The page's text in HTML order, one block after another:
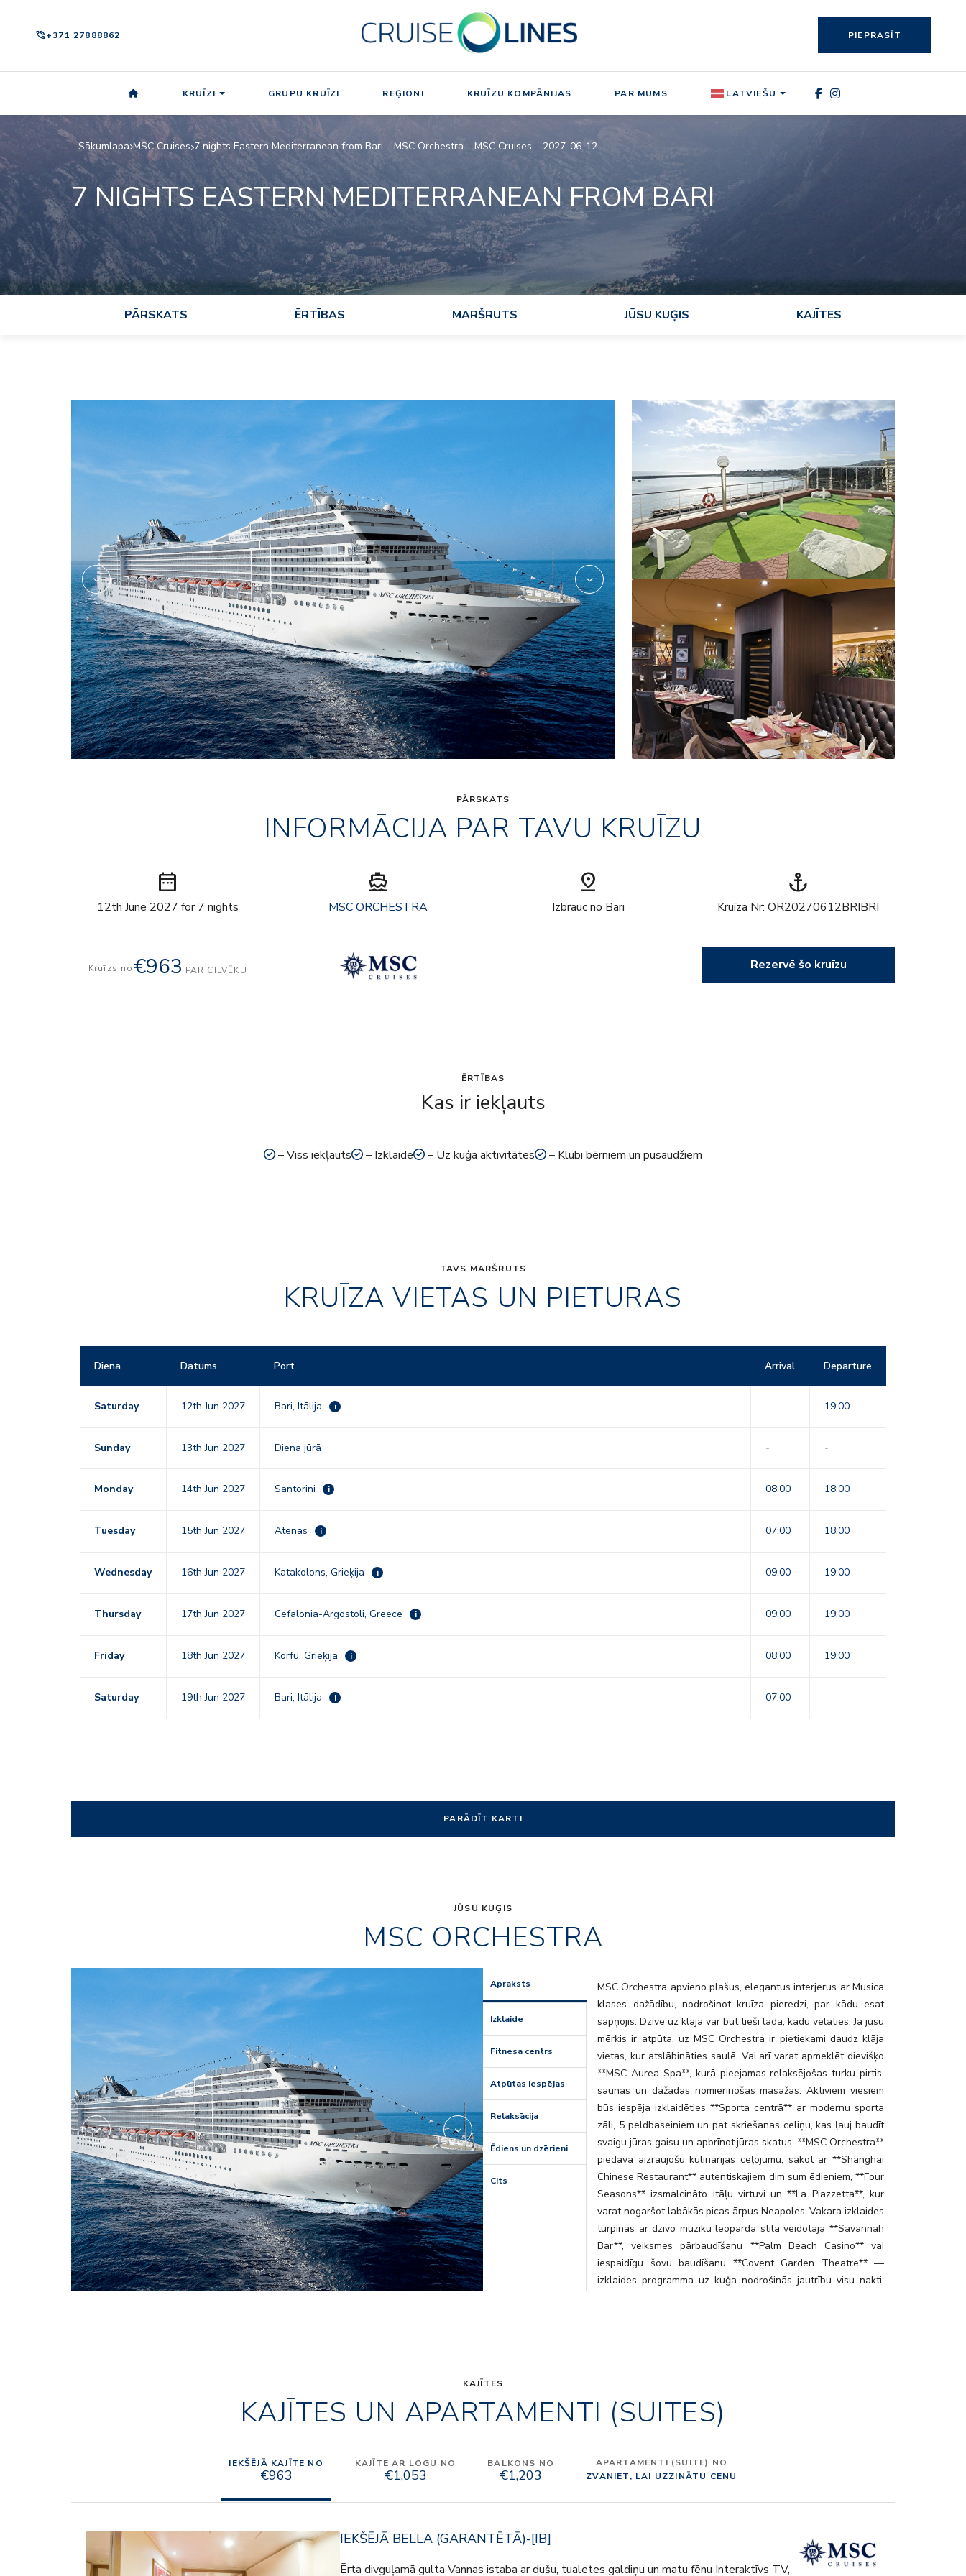
phone_in_talk+371 27888862 PIEPRASĪT
KRUĪZI GRUPU KRUĪZI REĢIONI KRUĪZU KOMPĀNIJAS PAR MUMS LATVIEŠU
Sākumlapa MSC Cruises 7 nights Eastern Mediterranean from Bari – MSC Orchestra – MSC Cruises – 2027-06-12
7 NIGHTS EASTERN MEDITERRANEAN FROM BARI
PĀRSKATS ĒRTĪBAS MARŠRUTS JŪSU KUĢIS KAJĪTES
PĀRSKATS
INFORMĀCIJA PAR TAVU KRUĪZU
date_range
12th June 2027 for 7 nights
directions_boat
MSC ORCHESTRA
pin_drop
Izbrauc no Bari
anchor
Kruīza Nr: OR20270612BRIBRI
Kruīzs no €963 PAR CILVĒKU Rezervē šo kruīzu
ĒRTĪBAS
Kas ir iekļauts
– Viss iekļauts – Izklaide – Uz kuģa aktivitātes – Klubi bērniem un pusaudžiem
TAVS MARŠRUTS
KRUĪZA VIETAS UN PIETURAS
Diena Datums Port Arrival Departure
Saturday 12th Jun 2027 Bari, Itālija i - 19:00
Sunday 13th Jun 2027 Diena jūrā - -
Monday 14th Jun 2027 Santorini i 08:00 18:00
Tuesday 15th Jun 2027 Atēnas i 07:00 18:00
Wednesday 16th Jun 2027 Katakolons, Grieķija i 09:00 19:00
Thursday 17th Jun 2027 Cefalonia-Argostoli, Greece i 09:00 19:00
Friday 18th Jun 2027 Korfu, Grieķija i 08:00 19:00
Saturday 19th Jun 2027 Bari, Itālija i 07:00 -
PARĀDĪT KARTI
JŪSU KUĢIS
MSC ORCHESTRA
Restaurant Apraksts
Izklaide
Fitnesa centrs
Atpūtas iespējas
Relaksācija
Ēdiens un dzērieni
Cits
MSC Orchestra apvieno plašus, elegantus interjerus ar Musica
klases dažādību, nodrošinot kruīza pieredzi, par kādu esat
sapņojis. Dzīve uz klāja var būt tieši tāda, kādu vēlaties. Ja jūsu
mērķis ir atpūta, uz MSC Orchestra ir pietiekami daudz klāja
vietas, kur atslābināties saulē. Vai arī varat apmeklēt dievišķo
**MSC Aurea Spa**, kurā pieejamas relaksējošas turku pirtis,
saunas un dažādas nomierinošas masāžas. Aktīviem viesiem
būs iespēja izklaidēties **Sporta centrā** ar modernu sporta
zāli, 5 peldbaseiniem un pat skriešanas celiņu, kas ļauj baudīt
svaigu jūras gaisu un apbrīnot jūras skatus. **MSC Orchestra**
piedāvā aizraujošu kulinārijas ceļojumu, sākot ar **Shanghai
Chinese Restaurant** autentiskajiem dim sum ēdieniem, **Four
Seasons** izsmalcināto itāļu virtuvi un **La Piazzetta**, kur
varat nogaršot labākās picas ārpus Neapoles. Vakara izklaides
turpinās ar dzīvo mūziku leoparda stilā veidotajā **Savannah
Bar**, veiksmes pārbaudīšanu **Palm Beach Casino** vai
iespaidīgu šovu baudīšanu **Covent Garden Theatre** —
izklaides programma uz kuģa nodrošinās jautrību visu nakti.
KAJĪTES
KAJĪTES UN APARTAMENTI (SUITES)
IEKŠĒJĀ KAJĪTE NO
€963
KAJĪTE AR LOGU NO
€1,053
BALKONS NO
€1,203
APARTAMENTI (SUITE) NO
ZVANIET, LAI UZZINĀTU CENU
IEKŠĒJĀ BELLA (GARANTĒTĀ)-[IB]
Ērta divguļamā gulta Vannas istaba ar dušu, tualetes galdiņu un matu fēnu Interaktīvs TV,